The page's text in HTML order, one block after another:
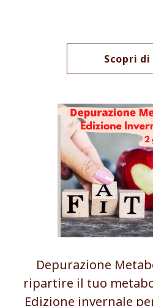
Scopri di
Depurazione
ripartire il tuo
Edizione invernale